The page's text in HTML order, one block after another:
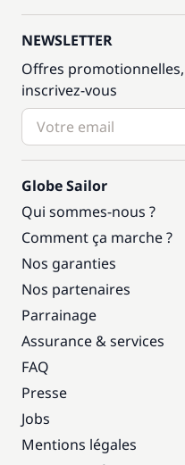
NEWSLETTER
Offres
inscrivez-vous
Globe Sailor
Qui sommes-nous ?
Comment ça marche ?
Nos garanties
Nos partenaires
Parrainage
Assurance & services
FAQ
Presse
Jobs
Mentions légales